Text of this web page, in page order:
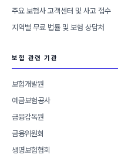
주요 보험사 고객센터 및 사고 접수
지역별 무료 법률 및 보험 상담처
보험 관련 기관
보험개발원
예금보험공사
금융감독원
금융위원회
생명보험협회